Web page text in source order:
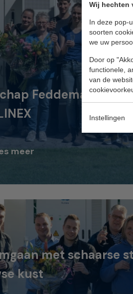
Wij hechten
In deze pop-
soorten
we uw
Door op
functionele,
van de
Instellingen
Feddema kiest
meer
met schaarse
kust